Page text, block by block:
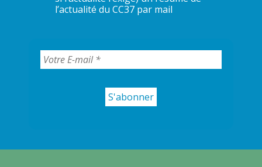
l’actualité du CC37 par mail